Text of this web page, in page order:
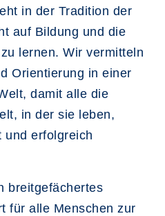
in der Tradition der
auf Bildung und die
lernen. Wir vermitteln
Orientierung in einer
damit alle die
in der sie leben,
und erfolgreich
breitgefächertes
für alle Menschen zur